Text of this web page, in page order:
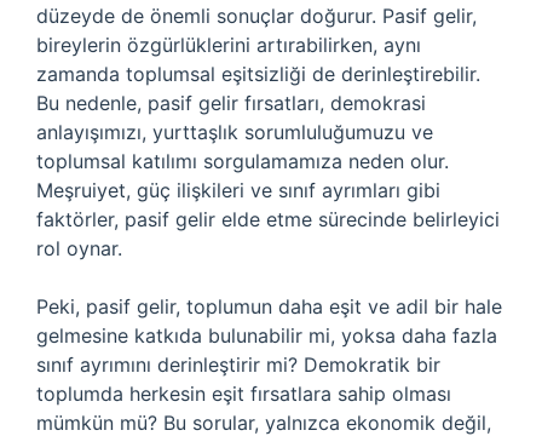
düzeyde de önemli sonuçlar doğurur. Pasif gelir,
bireylerin özgürlüklerini artırabilirken, aynı
zamanda toplumsal eşitsizliği de derinleştirebilir.
Bu nedenle, pasif gelir fırsatları, demokrasi
anlayışımızı, yurttaşlık sorumluluğumuzu ve
toplumsal katılımı sorgulamamıza neden olur.
Meşruiyet, güç ilişkileri ve sınıf ayrımları gibi
faktörler, pasif gelir elde etme sürecinde belirleyici
rol oynar.
Peki, pasif gelir, toplumun daha eşit ve adil bir hale
gelmesine katkıda bulunabilir mi, yoksa daha fazla
sınıf ayrımını derinleştirir mi? Demokratik bir
toplumda herkesin eşit fırsatlara sahip olması
mümkün mü? Bu sorular, yalnızca ekonomik değil,